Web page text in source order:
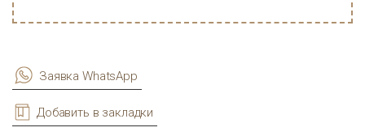
Заявка WhatsApp
Добавить в закладки